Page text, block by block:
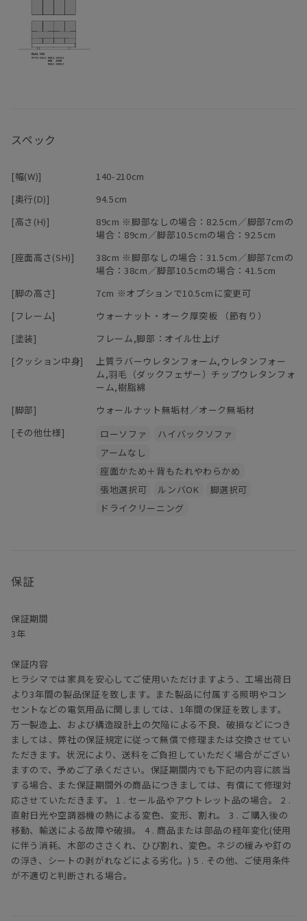
ください。
※「節少なめ」のご注文につきましては、別途お見積りにて承って
おります。
ご希望の場合は
・箱物家具は、引き出しや扉の開閉を円滑にするためにも、できる
・使用頻度が高い椅子、テーブルなどの家具の底には、フェルトや
プラパートなどの暖衝材が付いていますが、家具や床材の保護のた
・組み立て家具（特にジョイント形式の家具）は年月の経過ととも
度、点検を行い気になる場合は閉め直しをお願いします。
・HIRASHIMAの商品は耐久試験を行い、独自に安全性の確認を行っ
ておりますが、ベッドやソファ、椅子などの上での飛び跳ねや踏み
の機能にそったご使用をお心がけください。
スペック
[幅(W)]
140-210cm
[奥行(D)]
94.5cm
[高さ(H)]
89cm ※脚部なしの場合：82.5cm／脚部7cmの
場合：89cm／脚部10.5cmの場合：92.5cm
[座面高さ(SH)]
38cm ※脚部なしの場合：31.5cm／脚部7cmの
場合：38cm／脚部10.5cmの場合：41.5cm
[脚の高さ]
7cm ※オプションで10.5cmに変更可
[フレーム]
ウォーナット・オーク厚突板 （節有り）
[塗装]
フレーム,脚部：オイル仕上げ
[クッション中身]
上質ラバーウレタンフォーム,ウレタンフォー
ム,羽毛（ダックフェザー）チップウレタンフォ
ーム,樹脂綿
[脚部]
ウォールナット無垢材／オーク無垢材
[その他仕様]
ローソファ
ハイバックソファ
アームなし
座面かため＋背もたれやわらかめ
張地選択可
ルンバOK
脚選択可
ドライクリーニング
保証
保証期間
3年
保証内容
ヒラシマでは家具を安心してご使用いただけますよう、工場出荷日
より3年間の製品保証を致します。また製品に付属する照明やコン
セントなどの電気用品に関しましては、1年間の保証を致します。
万一製造上、および構造設計上の欠陥による不良、破損などにつき
ましては、弊社の保証規定に従って無償で修理または交換させてい
ただきます。状況により、送料をご負担していただく場合がござい
ますので、予めご了承ください。保証期間内でも下記の内容に該当
する場合、また保証期間外の商品につきましては、有償にて修理対
応させていただきます。 1 . セール品やアウトレット品の場合。 2 .
直射日光や空調器機の熱による変色、変形、割れ。 3 . ご購入後の
移動、輸送による故障や破損。 4 . 商品または部品の経年変化(使用
に伴う消耗、木部のささくれ、ひび割れ、変色。ネジの緩みや釘の
の浮き、シートの剥がれなどによる劣化。) 5 . その他、ご使用条件
が不適切と判断される場合。